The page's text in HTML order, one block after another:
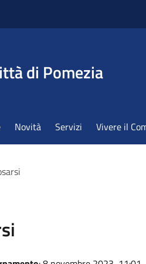
di Pomezia
Novità Servizi Vivere il